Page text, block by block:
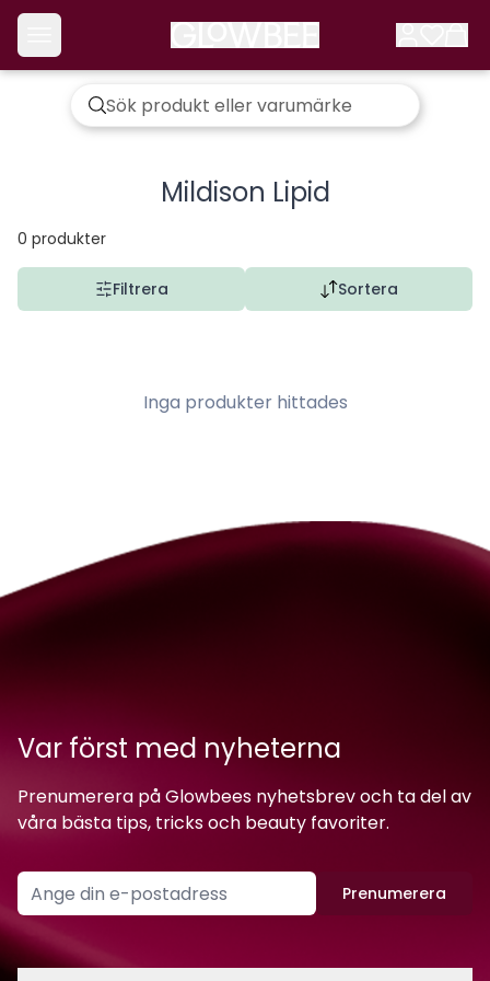
Mildison Lipid
0 produkter
Filtrera Sortera
Inga produkter hittades
Var först med nyheterna
Prenumerera på Glowbees nyhetsbrev och ta del av
våra bästa tips, tricks och beauty favoriter.
Prenumerera